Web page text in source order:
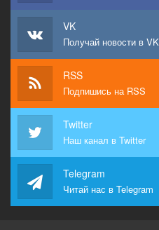
VK
Получай новости в VK
RSS
Подпишись на RSS
Twitter
Наш канал в Twitter
Telegram
Читай нас в Telegram